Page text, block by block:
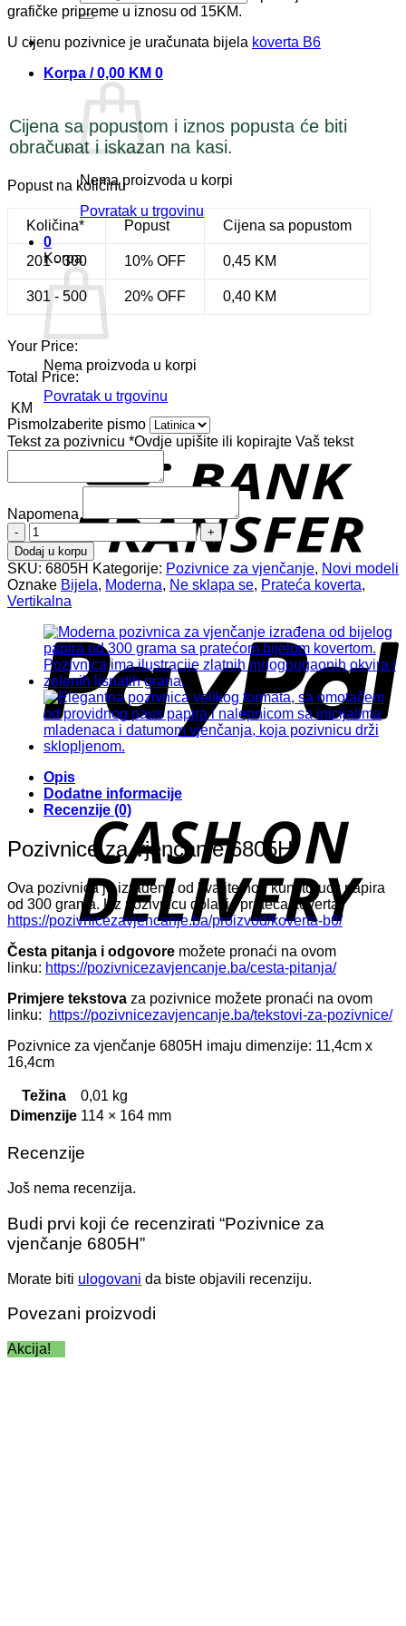
Korpa /0,00 KM 0
Nema proizvoda u korpi
Povratak u trgovinu
0
Korpa
Nema proizvoda u korpi
Povratak u trgovinu
grafičke pripreme u iznosu od 15KM.
U cijenu pozivnice je uračunata bijela koverta B6
Cijena sa popustom i iznos popusta će biti
obračunat i iskazan na kasi.
Popust na količinu
Količina* Popust Cijena sa popustom
201 - 300 10% OFF 0,45 KM
301 - 500 20% OFF 0,40 KM
Your Price:
Total Price:
KM
Pismo Izaberite pismo
Tekst za pozivnicu *Ovdje upišite ili kopirajte Vaš tekst
Napomena
Pozivnice
za
vjenčanje
6805H
količina
Dodaj u korpu
SKU: 6805H Kategorije: Pozivnice za vjenčanje, Novi modeli
Oznake Bijela, Moderna, Ne sklapa se, Prateća koverta,
Vertikalna
Opis
Dodatne informacije
Recenzije (0)
Pozivnice za vjenčanje 6805H
Ova pozivnica je izrađena od kvalitetnog kunstdruck papira
od 300 grama. Uz pozivnicu dolazi i prateća koverta:
https://pozivnicezavjencanje.ba/proizvod/koverta-b6/
Česta pitanja i odgovore možete pronaći na ovom
linku: https://pozivnicezavjencanje.ba/cesta-pitanja/
Primjere tekstova za pozivnice možete pronaći na ovom
linku:
https://pozivnicezavjencanje.ba/tekstovi-za-pozivnice/
Pozivnice za vjenčanje 6805H imaju dimenzije: 11,4cm x
16,4cm
Težina
0,01 kg
Dimenzije 114 × 164 mm
Recenzije
Još nema recenzija.
Budi prvi koji će recenzirati “Pozivnice za
vjenčanje 6805H”
Morate biti ulogovani da biste objavili recenziju.
Povezani proizvodi
Akcija!